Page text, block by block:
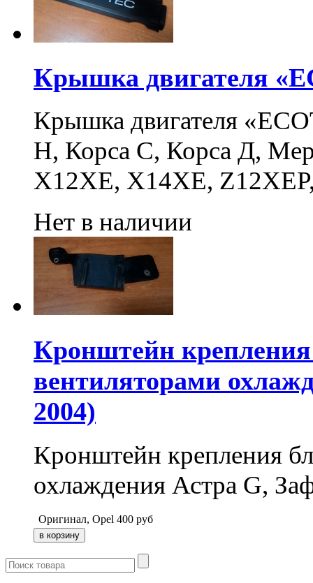
Крышка двигателя
Крышка двигателя
H, Корса С, Корса Д,
X12XE, X14XE,
Нет в наличии
Кронштейн
вентиляторами
2004)
Кронштейн крепления
охлаждения Астра G,
Оригинал, Opel 400 руб